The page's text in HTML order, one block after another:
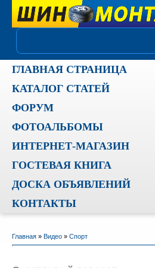
ГЛАВНАЯ СТРАНИЦА
КАТАЛОГ СТАТЕЙ
ФОРУМ
ФОТОАЛЬБОМЫ
ИНТЕРНЕТ-МАГАЗИН
ГОСТЕВАЯ КНИГА
ДОСКА ОБЪЯВЛЕНИЙ
КОНТАКТЫ
Главная» Видео» Спорт